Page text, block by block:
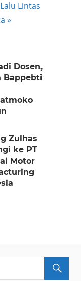
Lintas
Dosen,
Bappebti
Zulhas
ke PT
Motor